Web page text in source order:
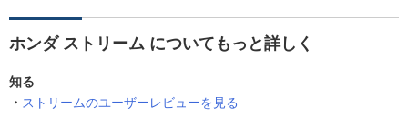
ホンダ ストリーム についてもっと詳しく
知る
ストリームのユーザーレビューを見る